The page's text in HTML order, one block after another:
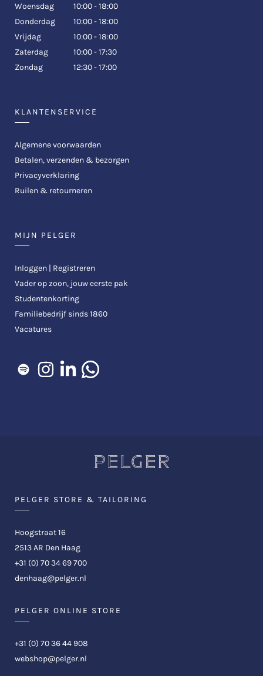
Woensdag
10:00 - 18:00
Donderdag
10:00 - 18:00
Vrijdag
10:00 - 18:00
Zaterdag
10:00 - 17:30
Zondag
12:30 - 17:00
KLANTENSERVICE
Algemene voorwaarden
Betalen, verzenden & bezorgen
Privacyverklaring
Ruilen & retourneren
MIJN PELGER
Inloggen | Registreren
Vader op zoon, jouw eerste pak
Studentenkorting
Familiebedrijf sinds 1860
Vacatures
PELGER STORE & TAILORING
Hoogstraat 16
2513 AR Den Haag
+31 (0) 70 34 69 700
denhaag@pelger.nl
PELGER ONLINE STORE
+31 (0) 70 36 44 908
webshop@pelger.nl